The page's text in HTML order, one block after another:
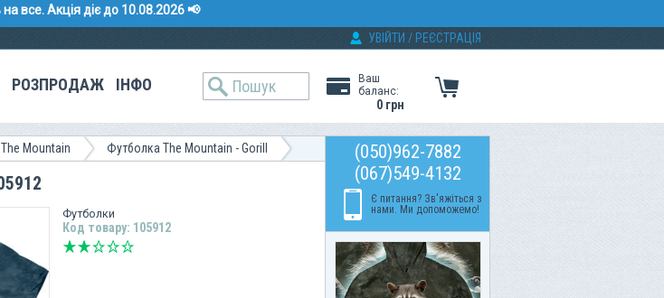
все. Акція діє до 10.08.2026 📢
УВІЙТИ / РЕЄСТРАЦІЯ
Ваш
баланс:
0 грн
РОЗПРОДАЖ ІНФО
The Mountain Футболка The Mountain - Gorill
Футболки
Код товару: 105912
(050)962-7882
(067)549-4132
Є питання? Зв'яжіться з
нами. Ми допоможемо!